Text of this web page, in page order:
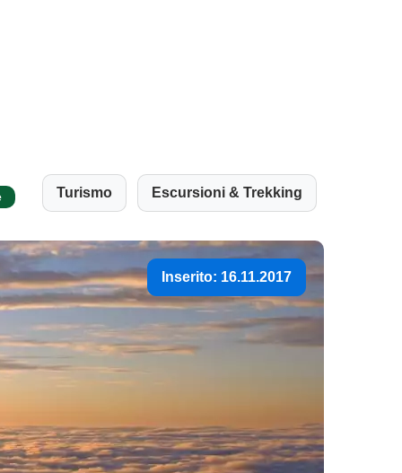
Turismo Escursioni & Trekking
Inserito: 16.11.2017